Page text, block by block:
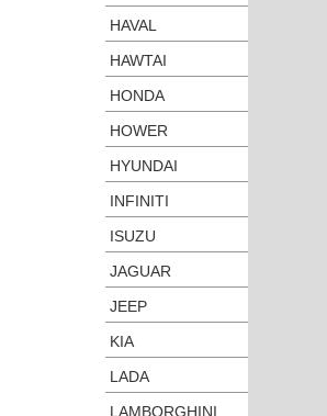
HAVAL
HAWTAI
HONDA
HOWER
HYUNDAI
INFINITI
ISUZU
JAGUAR
JEEP
KIA
LADA
LAMBORGHINI